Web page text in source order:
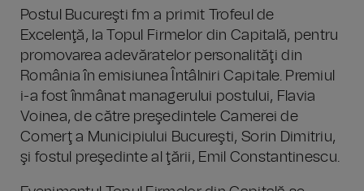
Postul Bucureşti fm a primit Trofeul de
Excelenţă, la Topul Firmelor din Capitală, pentru
promovarea adevăratelor personalităţi din
România în emisiunea Întâlniri Capitale. Premiul
i-a fost înmânat managerului postului, Flavia
Voinea, de către preşedintele Camerei de
Comerţ a Municipiului Bucureşti, Sorin Dimitriu,
şi fostul preşedinte al ţării, Emil Constantinescu.